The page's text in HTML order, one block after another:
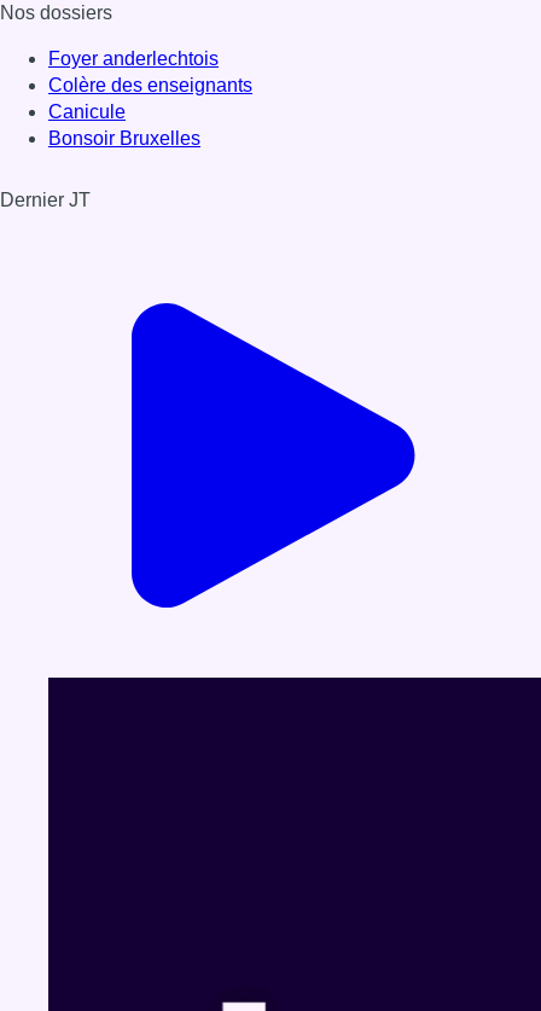
Nos dossiers
Foyer anderlechtois
Colère des enseignants
Canicule
Bonsoir Bruxelles
Dernier JT